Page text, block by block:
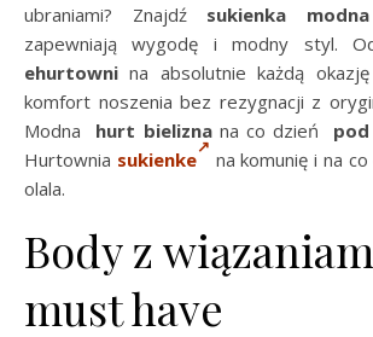
ubraniami? Znajdź sukienka
zapewniają wygodę i modny styl.
ehurtowni na absolutnie każdą
komfort noszenia bez rezygnacji z
Modna hurt bieliznana co dzień
Hurtownia sukienke
na komunię i na
olala.
Body z
must have